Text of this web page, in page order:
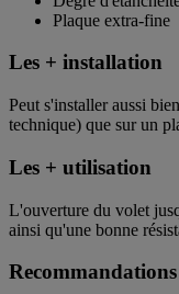
Plaque extra-fine
Les + installation
Peut s'installer aussi
technique) que sur un
Les + utilisation
L'ouverture du volet
ainsi qu'une bonne